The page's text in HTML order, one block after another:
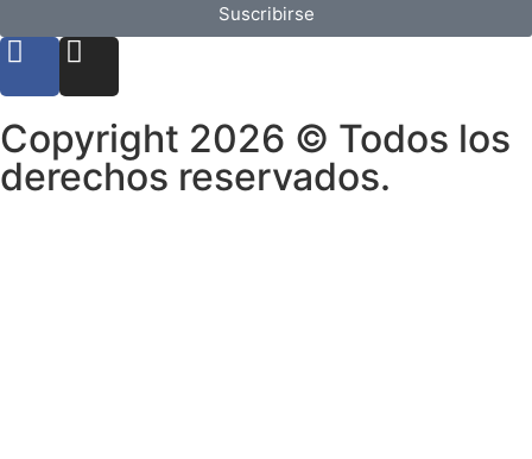
Suscribirse
Copyright 2026 © Todos los
derechos reservados.